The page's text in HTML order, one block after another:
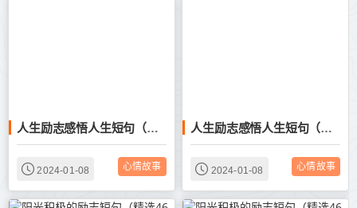
人生励志感悟人生短句（精选60条）
2024-01-08 心情故事
人生励志感悟人生短句（精选60条）
2024-01-08 心情故事